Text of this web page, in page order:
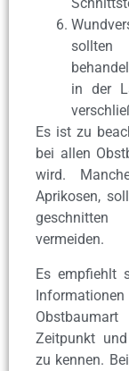
sollten
in der
Es ist zu
bei allen
wird.
Aprikosen,
vermeiden.
Es empfiehlt
Zeitpunkt
zu kennen.